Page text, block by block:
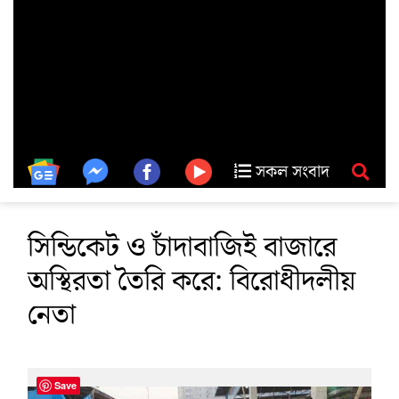
সকল সংবাদ
সিন্ডিকেট ও চাঁদাবাজিই বাজারে
অস্থিরতা তৈরি করে: বিরোধীদলীয়
নেতা
Save